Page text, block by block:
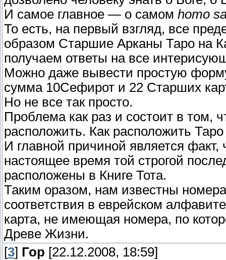
И самое главное — о самом homo
То есть, на первый взгляд, все
образом Старшие Арканы Таро на
получаем ответы на все
Можно даже вывести простую
сумма 10Сефирот и 22 Старших
Но не все так просто.
Проблема как раз и состоит в том,
расположить. Как расположить
И главной причиной является
настоящее время той строгой
расположены в Книге Тота.
Таким оразом, нам известны
соответствия в еврейском
карта, не имеющая номера, по
Древе Жизни.
[3] Гор [22.12.2008, 18:59]